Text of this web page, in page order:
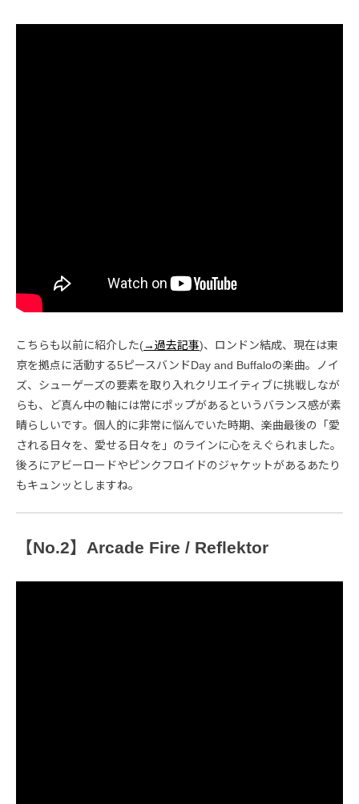
こちらも以前に紹介した(→過去記事)、ロンドン結成、現在は東
京を拠点に活動する5ピースバンドDay and Buffaloの楽曲。ノイ
ズ、シューゲーズの要素を取り入れクリエイティブに挑戦しなが
らも、ど真ん中の軸には常にポップがあるというバランス感が素
晴らしいです。個人的に非常に悩んでいた時期、楽曲最後の「愛
される日々を、愛せる日々を」のラインに心をえぐられました。
後ろにアビーロードやピンクフロイドのジャケットがあるあたり
もキュンッとしますね。
【No.2】Arcade Fire / Reflektor